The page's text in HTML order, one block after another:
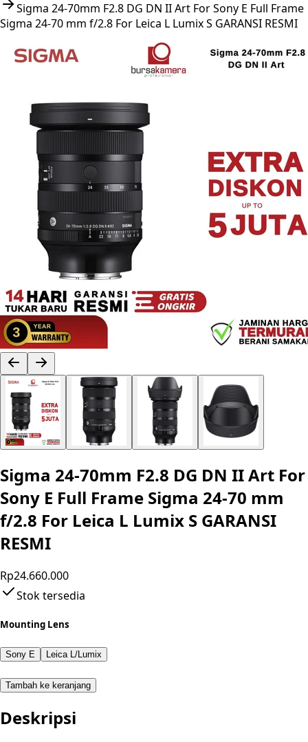
Sigma 24-70mm F2.8 DG DN II Art For Sony E Full Frame
Sigma 24-70 mm f/2.8 For Leica L Lumix S GARANSI RESMI
Sigma 24-70mm F2.8 DG DN II Art For
Sony E Full Frame Sigma 24-70 mm
f/2.8 For Leica L Lumix S GARANSI
RESMI
Rp24.660.000
Stok tersedia
Mounting Lens
Sony E Leica L/Lumix
Tambah ke keranjang
Deskripsi